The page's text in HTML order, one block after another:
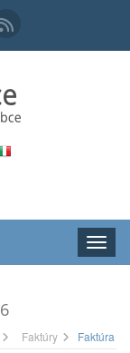
Faktúry Faktúra